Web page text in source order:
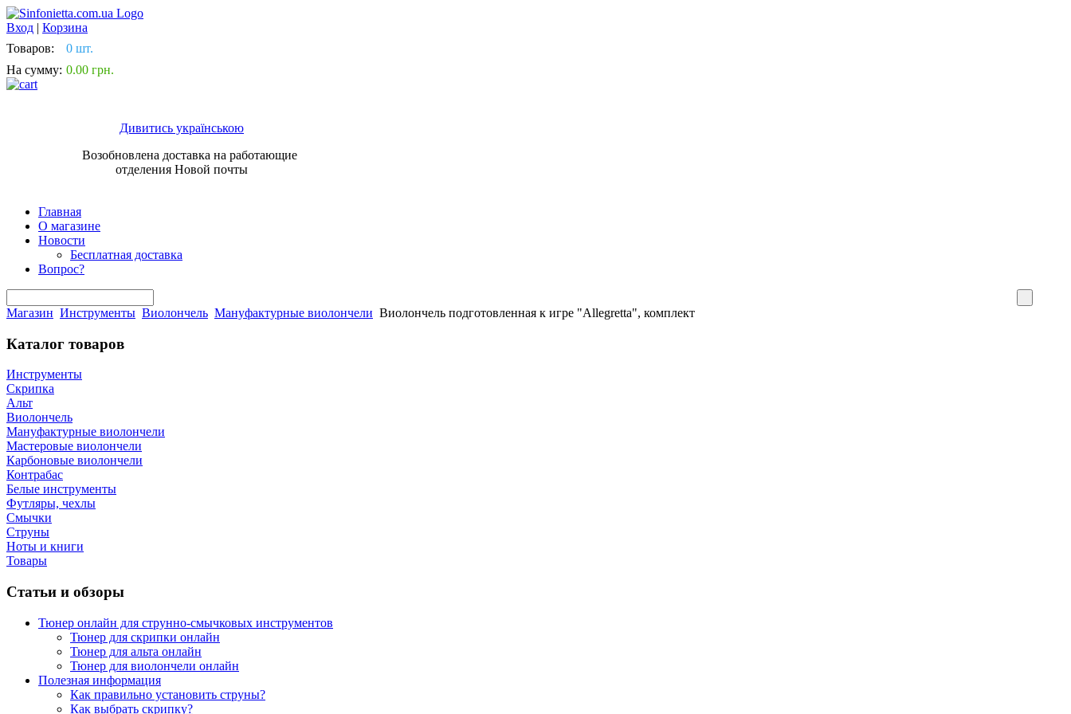
Вход | Корзина
Товаров:
0 шт.
На сумму: 0.00 грн.
Дивитись українською
Возобновлена доставка на работающие
отделения Новой почты
Главная
О магазине
Новости
Бесплатная доставка
Вопрос?
Магазин Инструменты Виолончель Мануфактурные виолончели Виолончель подготовленная к игре "Allegretta", комплект
Каталог товаров
Инструменты
Скрипка
Альт
Виолончель
Мануфактурные виолончели
Мастеровые виолончели
Карбоновые виолончели
Контрабас
Белые инструменты
Футляры, чехлы
Смычки
Струны
Ноты и книги
Товары
Статьи и обзоры
Тюнер онлайн для струнно-смычковых инструментов
Тюнер для скрипки онлайн
Тюнер для альта онлайн
Тюнер для виолончели онлайн
Полезная информация
Как правильно установить струны?
Как выбрать скрипку?